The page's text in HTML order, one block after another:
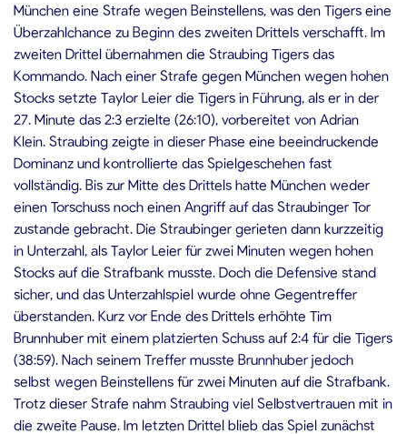
München eine Strafe wegen Beinstellens, was den Tigers eine
Überzahlchance zu Beginn des zweiten Drittels verschafft. Im
zweiten Drittel übernahmen die Straubing Tigers das
Kommando. Nach einer Strafe gegen München wegen hohen
Stocks setzte Taylor Leier die Tigers in Führung, als er in der
27. Minute das 2:3 erzielte (26:10), vorbereitet von Adrian
Klein. Straubing zeigte in dieser Phase eine beeindruckende
Dominanz und kontrollierte das Spielgeschehen fast
vollständig. Bis zur Mitte des Drittels hatte München weder
einen Torschuss noch einen Angriff auf das Straubinger Tor
zustande gebracht. Die Straubinger gerieten dann kurzzeitig
in Unterzahl, als Taylor Leier für zwei Minuten wegen hohen
Stocks auf die Strafbank musste. Doch die Defensive stand
sicher, und das Unterzahlspiel wurde ohne Gegentreffer
überstanden. Kurz vor Ende des Drittels erhöhte Tim
Brunnhuber mit einem platzierten Schuss auf 2:4 für die Tigers
(38:59). Nach seinem Treffer musste Brunnhuber jedoch
selbst wegen Beinstellens für zwei Minuten auf die Strafbank.
Trotz dieser Strafe nahm Straubing viel Selbstvertrauen mit in
die zweite Pause. Im letzten Drittel blieb das Spiel zunächst